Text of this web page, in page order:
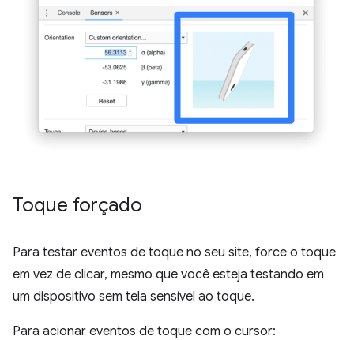
Toque forçado
Para testar eventos de toque no seu site, force o toque
em vez de clicar, mesmo que você esteja testando em
um dispositivo sem tela sensível ao toque.
Para acionar eventos de toque com o cursor: